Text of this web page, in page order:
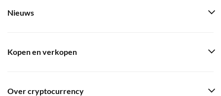
Nieuws
Kopen en verkopen
Over cryptocurrency